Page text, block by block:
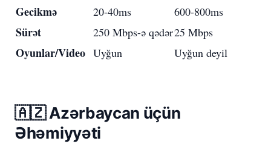
Gecikmə 20-40ms 600-800ms
Sürət 250 Mbps-ə qədər25 Mbps
Oyunlar/Video Uyğun Uyğun deyil
🇦🇿 Azərbaycan üçün
Əhəmiyyəti